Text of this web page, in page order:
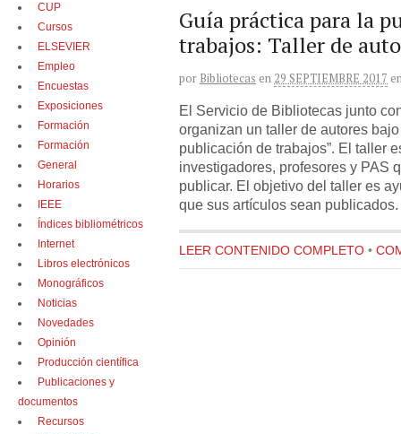
Guía práctica para la
trabajos: Taller de
por Bibliotecas en 29 SEPTIEMBRE 2017
El Servicio de Bibliotecas junto
organizan un taller de autores
publicación de trabajos”. El taller
investigadores, profesores y PAS
publicar. El objetivo del taller es
que sus artículos sean
LEER CONTENIDO COMPLETO •
CUP
Cursos
ELSEVIER
Empleo
Encuestas
Exposiciones
Formación
Formación
General
Horarios
IEEE
Índices bibliométricos
Internet
Libros electrónicos
Monográficos
Noticias
Novedades
Opinión
Producción científica
Publicaciones y
documentos
Recursos